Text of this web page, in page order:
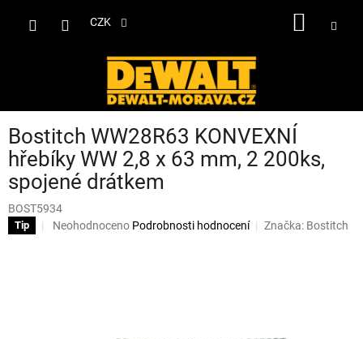
CZK
Bostitch WW28R63 KONVEXNÍ
hřebíky WW 2,8 x 63 mm, 2 200ks,
spojené drátkem
BOST5934
Tip
Průměrné
Neohodnoceno Podrobnosti hodnocení Značka: Bostitch